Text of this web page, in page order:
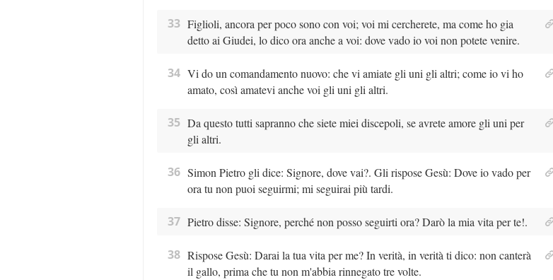
33 Figlioli, ancora per poco sono con voi; voi mi cercherete, ma come ho gia
detto ai Giudei, lo dico ora anche a voi: dove vado io voi non potete venire.
34 Vi do un comandamento nuovo: che vi amiate gli uni gli altri; come io vi ho
amato, così amatevi anche voi gli uni gli altri.
35 Da questo tutti sapranno che siete miei discepoli, se avrete amore gli uni per
gli altri.
36 Simon Pietro gli dice: Signore, dove vai?. Gli rispose Gesù: Dove io vado per
ora tu non puoi seguirmi; mi seguirai più tardi.
37 Pietro disse: Signore, perché non posso seguirti ora? Darò la mia vita per te!.
38 Rispose Gesù: Darai la tua vita per me? In verità, in verità ti dico: non canterà
il gallo, prima che tu non m'abbia rinnegato tre volte.